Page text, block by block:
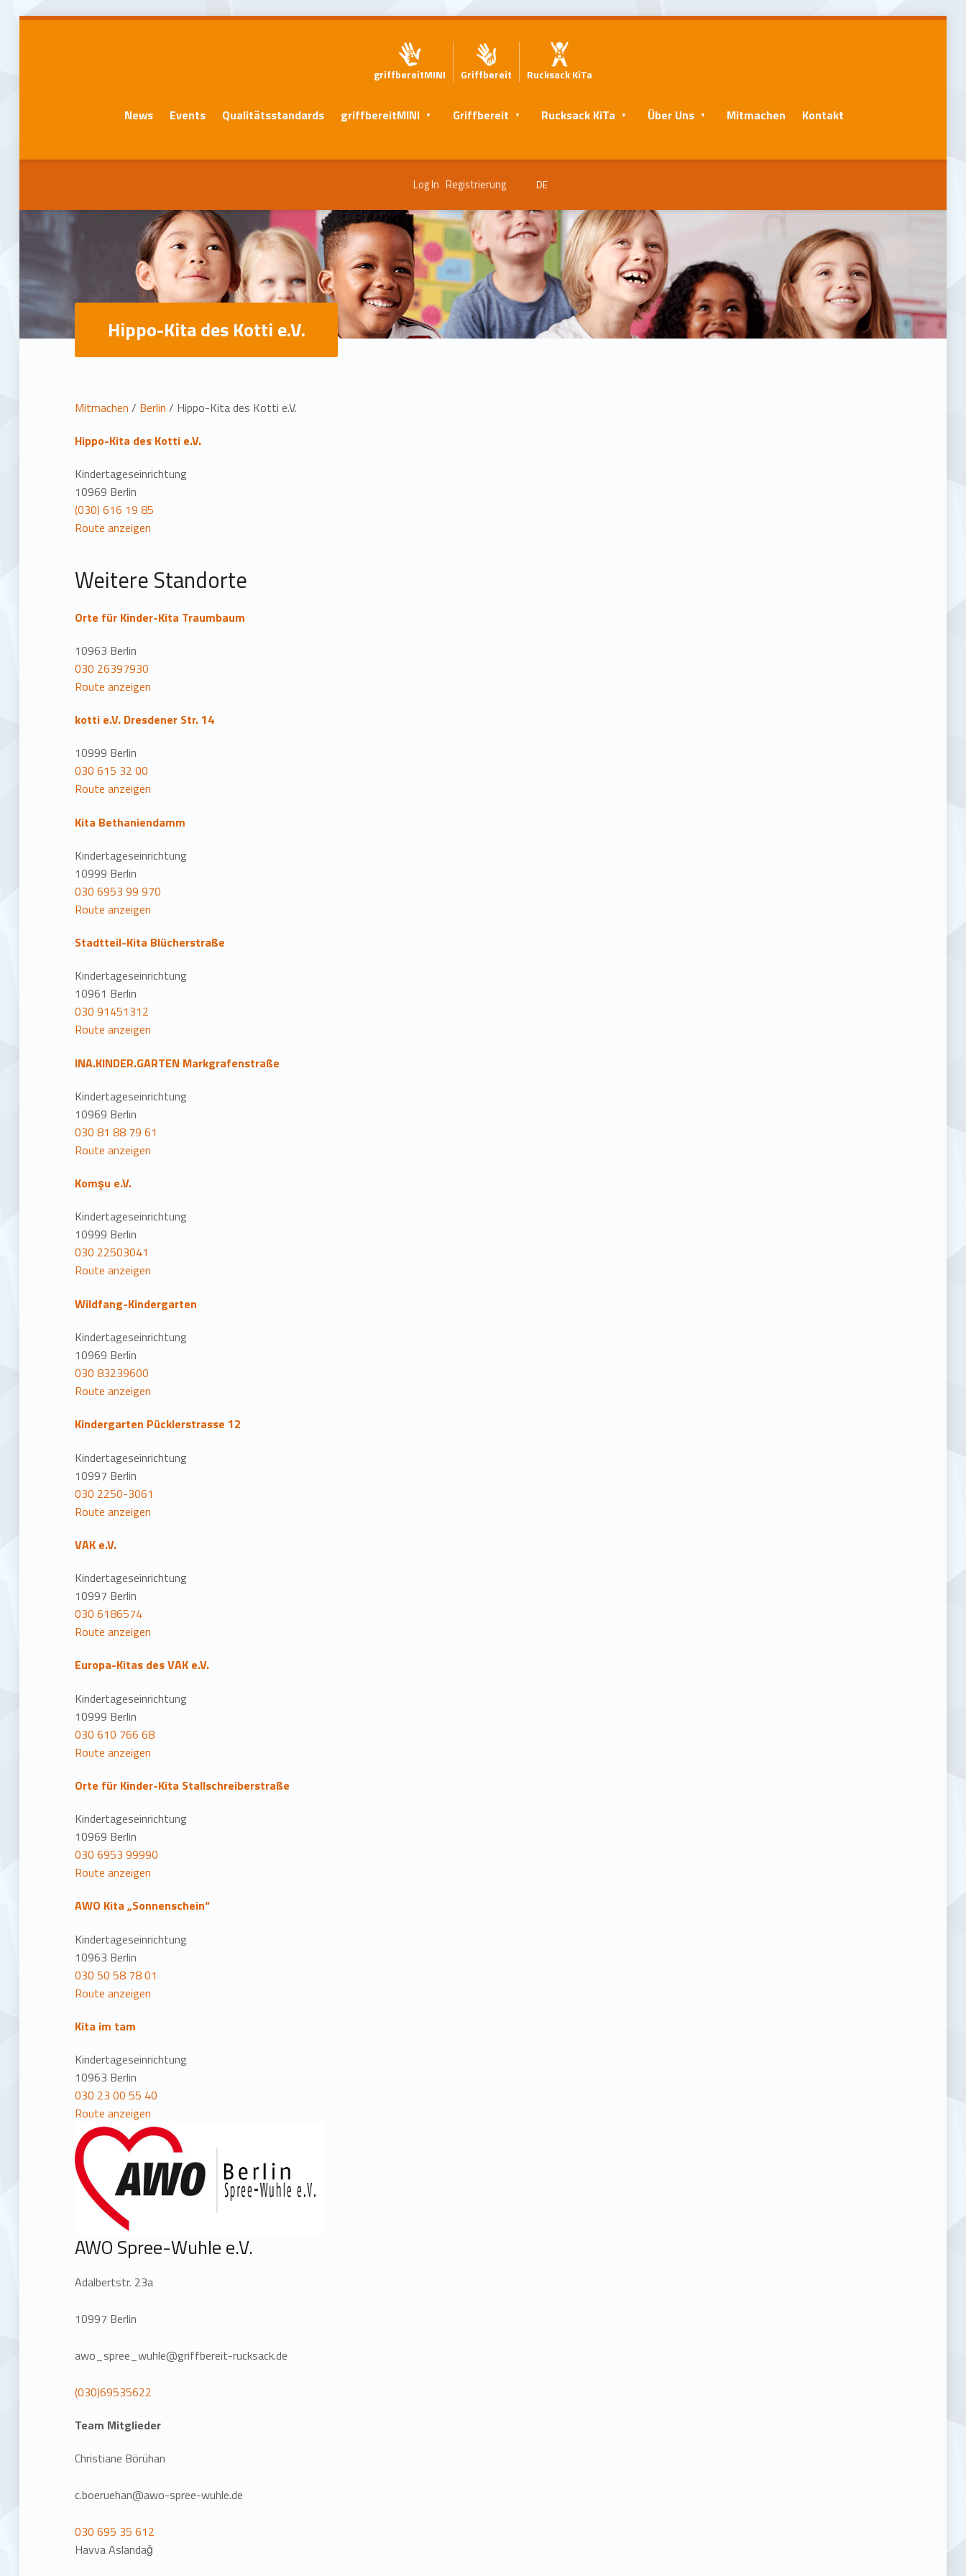
griffbereitMINI Griffbereit Rucksack KiTa
News Events Qualitätsstandards griffbereitMINI Griffbereit Rucksack KiTa Über Uns Mitmachen Kontakt
Log In Registrierung DE
Hippo-Kita des Kotti e.V.
L
o
c
a
i
o
n
Mitmachen / Berlin / Hippo-Kita des Kotti e.V.
Hippo-Kita des Kotti e.V.
Kindertageseinrichtung
10969 Berlin
(030) 616 19 85
Route anzeigen
Weitere Standorte
Orte für Kinder-Kita Traumbaum
10963 Berlin
030 26397930
Route anzeigen
kotti e.V. Dresdener Str. 14
10999 Berlin
030 615 32 00
Route anzeigen
Kita Bethaniendamm
Kindertageseinrichtung
10999 Berlin
030 6953 99 970
Route anzeigen
Stadtteil-Kita Blücherstraße
Kindertageseinrichtung
10961 Berlin
030 91451312
Route anzeigen
INA.KINDER.GARTEN Markgrafenstraße
Kindertageseinrichtung
10969 Berlin
030 81 88 79 61
Route anzeigen
Komşu e.V.
Kindertageseinrichtung
10999 Berlin
030 22503041
Route anzeigen
Wildfang-Kindergarten
Kindertageseinrichtung
10969 Berlin
030 83239600
Route anzeigen
Kindergarten Pücklerstrasse 12
Kindertageseinrichtung
10997 Berlin
030 2250-3061
Route anzeigen
VAK e.V.
Kindertageseinrichtung
10997 Berlin
030 6186574
Route anzeigen
Europa-Kitas des VAK e.V.
Kindertageseinrichtung
10999 Berlin
030 610 766 68
Route anzeigen
Orte für Kinder-Kita Stallschreiberstraße
Kindertageseinrichtung
10969 Berlin
030 6953 99990
Route anzeigen
AWO Kita „Sonnenschein“
Kindertageseinrichtung
10963 Berlin
030 50 58 78 01
Route anzeigen
Kita im tam
Kindertageseinrichtung
10963 Berlin
030 23 00 55 40
Route anzeigen
AWO Spree-Wuhle e.V.
Adalbertstr. 23a
10997 Berlin
awo_spree_wuhle@griffbereit-rucksack.de
(030)69535622
Team Mitglieder
Christiane Börühan
c.boeruehan@awo-spree-wuhle.de
030 695 35 612
Havva Aslandaǧ